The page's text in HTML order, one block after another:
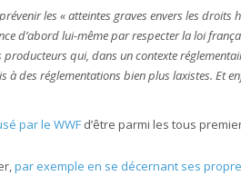
les « atteintes graves envers les
d’abord lui-même par respecter la loi
producteurs qui, dans un contexte
des réglementations bien plus laxistes. Et
par le WWF d’être parmi les tous
par exemple en se décernant ses